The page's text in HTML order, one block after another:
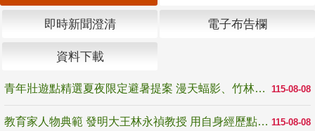
即時新聞澄清 電子布告欄
資料下載
115-08-08
青年壯遊點精選夏夜限定避暑提案 漫天蝠影、竹林尋蛙、茶香夜觀 邀青年暮色出發
115-08-08
教育家人物典範 發明大王林永禎教授 用自身經歷點亮學生的路